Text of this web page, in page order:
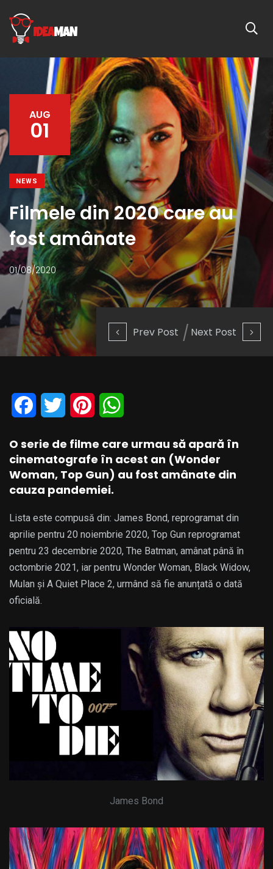
Prev Post Next Post
AUG
01
NEWS
Filmele din 2020 care au
fost amânate
01/08/2020
Facebook
Twitter Pinterest
O serie de filme care urmau să apară în
cinematografe în acest an (Wonder
Woman, Top Gun) au fost amânate din
cauza pandemiei.
Lista este compusă din: James Bond, reprogramat din
aprilie pentru 20 noiembrie 2020, Top Gun reprogramat
pentru 23 decembrie 2020, The Batman, amânat până în
octombrie 2021, iar pentru Wonder Woman, Black Widow,
Mulan și A Quiet Place 2, urmând să fie anunțată o dată
oficială.
James Bond